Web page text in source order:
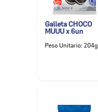
Galleta CHOCO
MUUU x 6un
Peso Unitario: 204g